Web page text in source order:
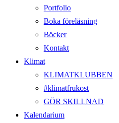
Portfolio
Boka föreläsning
Böcker
Kontakt
Klimat
KLIMATKLUBBEN
#klimatfrukost
GÖR SKILLNAD
Kalendarium